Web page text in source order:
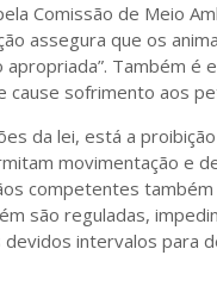
Comissão de Meio
assegura que os
apropriada”. Também
cause sofrimento aos
da lei, está a
movimentação e
competentes
são reguladas,
intervalos para